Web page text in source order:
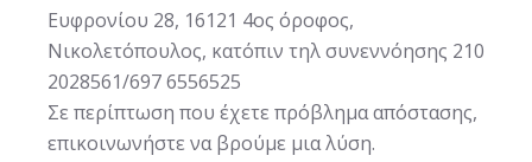
Ευφρονίου 28, 16121 4ος όροφος,
Νικολετόπουλος, κατόπιν τηλ συνεννόησης 210
2028561/697 6556525
Σε περίπτωση που έχετε πρόβλημα απόστασης,
επικοινωνήστε να βρούμε μια λύση.